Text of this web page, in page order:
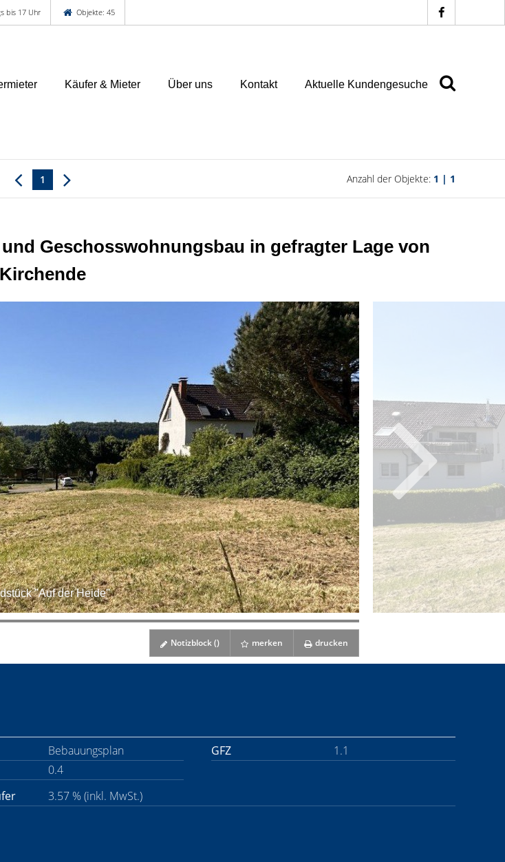
bis 17 Uhr Objekte: 45
Käufer & Mieter Über uns Kontakt Aktuelle Kundengesuche
1 Anzahl der Objekte: 1 | 1
Geschosswohnungsbau in gefragter Lage von
Kirchende
"Auf der Heide"
Notizblock () merken drucken
Bebauungsplan GFZ
1.1
0.4
3.57 % (inkl. MwSt.)